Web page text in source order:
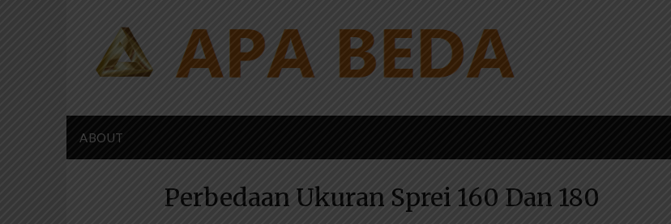
ABOUT
Perbedaan Ukuran Sprei 160 Dan 180